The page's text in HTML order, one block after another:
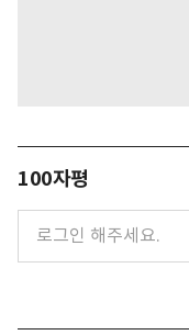
100자평